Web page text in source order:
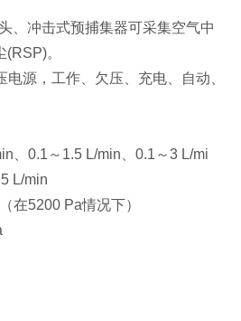
、冲击式预捕集器可采集空气中
。
源，工作、欠压、充电、自动、
、0.1～1.5 L/min、0.1～3 L/mi
L/min
在5200 Pa情况下）